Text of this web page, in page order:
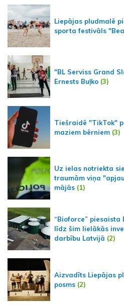
Liepājas pludmalē
sporta festivāls
"BL Serviss Grand
Ernests Buļko (3)
Tiešraidē "TikTok"
maziem bērniem (3)
Uz ielas notriekta
traumām viņa
mājās (1)
“Bioforce”
līdz šim lielākās
darbību Latvijā (2)
Aizvadīts Liepājas
posms (2)